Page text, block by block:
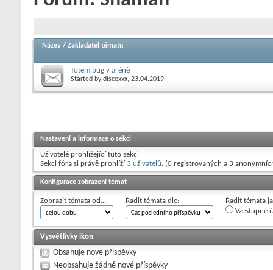
Název / Zakladatel tématu
Totem bug v aréně
Started bydiscoxxx, 23.04.2019
Nastavení a informace o sekci
Uživatelé prohlížející tuto sekci
Sekci fóra si právě prohlíží3 uživatelů. (0 registrovaných a 3
Konfigurace zobrazení témat
Zobrazit témata od… Řadit témata dle:
Řadit témata
Vzestupné
Vysvětlivky ikon
Obsahuje nové příspěvky
Neobsahuje žádné nové příspěvky